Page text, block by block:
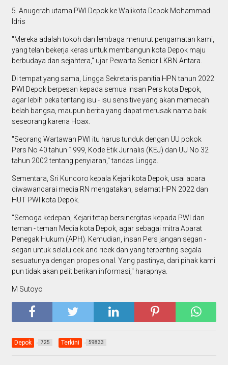
5. Anugerah utama PWI Depok ke Walikota Depok Mohammad
Idris
"Mereka adalah tokoh dan lembaga menurut pengamatan kami,
yang telah bekerja keras untuk membangun kota Depok maju
berbudaya dan sejahtera," ujar Pewarta Senior LKBN Antara.
Di tempat yang sama, Lingga Sekretaris panitia HPN tahun 2022
PWI Depok berpesan kepada semua Insan Pers kota Depok,
agar lebih peka tentang isu - isu sensitive yang akan memecah
belah bangsa, maupun berita yang dapat merusak nama baik
seseorang karena Hoax.
"Seorang Wartawan PWI itu harus tunduk dengan UU pokok
Pers No 40 tahun 1999, Kode Etik Jurnalis (KEJ) dan UU No 32
tahun 2002 tentang penyiaran," tandas Lingga.
Sementara, Sri Kuncoro kepala Kejari kota Depok, usai acara
diwawancarai media RN mengatakan, selamat HPN 2022 dan
HUT PWI kota Depok.
"Semoga kedepan, Kejari tetap bersinergitas kepada PWI dan
teman - teman Media kota Depok, agar sebagai mitra Aparat
Penegak Hukum (APH). Kemudian, insan Pers jangan segan -
segan untuk selalu cek and ricek dan yang terpenting segala
sesuatunya dengan propesional. Yang pastinya, dari pihak kami
pun tidak akan pelit berikan informasi," harapnya.
M Sutoyo
Depok 725 Terkini 59833